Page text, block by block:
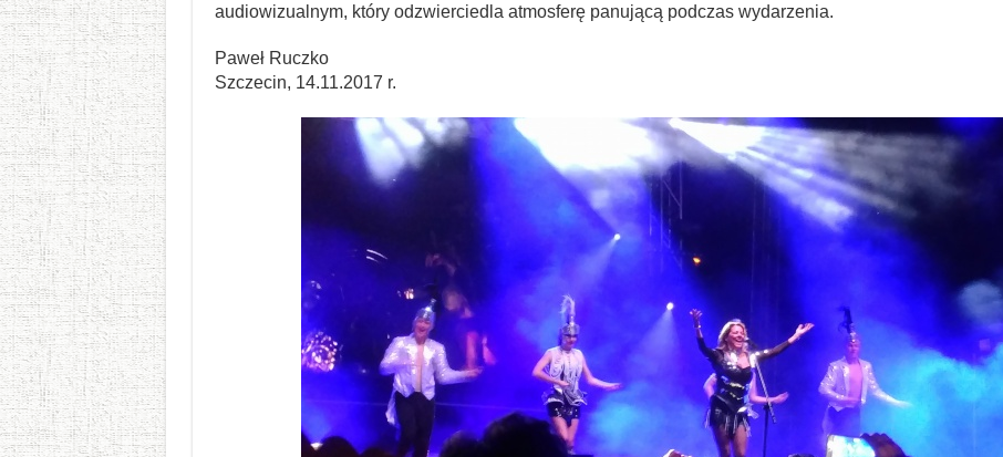
audiowizualnym, który odzwierciedla atmosferę panującą podczas wydarzenia.
Paweł Ruczko
Szczecin, 14.11.2017 r.